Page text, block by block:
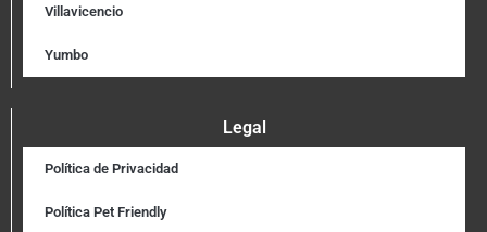
Villavicencio
Yumbo
Legal
Política de Privacidad
Política Pet Friendly